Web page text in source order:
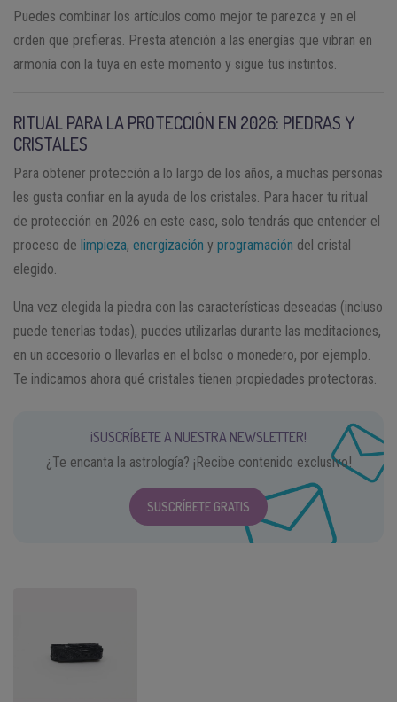
Puedes combinar los artículos como mejor te parezca y en el
orden que prefieras. Presta atención a las energías que vibran en
armonía con la tuya en este momento y sigue tus instintos.
RITUAL PARA LA PROTECCIÓN EN 2026: PIEDRAS Y
CRISTALES
Para obtener protección a lo largo de los años, a muchas personas
les gusta confiar en la ayuda de los cristales. Para hacer tu ritual
de protección en 2026 en este caso, solo tendrás que entender el
proceso de limpieza, energización y programación del cristal
elegido.
Una vez elegida la piedra con las características deseadas (incluso
puede tenerlas todas), puedes utilizarlas durante las meditaciones,
en un accesorio o llevarlas en el bolso o monedero, por ejemplo.
Te indicamos ahora qué cristales tienen propiedades protectoras.
¡SUSCRÍBETE A NUESTRA NEWSLETTER!
¿Te encanta la astrología? ¡Recibe contenido exclusivo!
SUSCRÍBETE GRATIS